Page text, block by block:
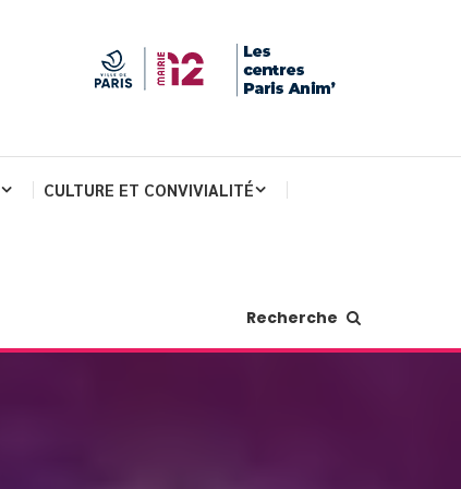
CULTURE ET CONVIVIALITÉ
Recherche